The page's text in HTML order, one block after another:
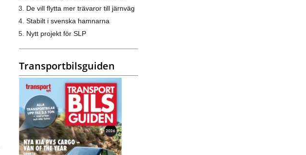
De vill flytta mer trävaror till järnväg
Stabilt i svenska hamnarna
Nytt projekt för SLP
Transportbilsguiden